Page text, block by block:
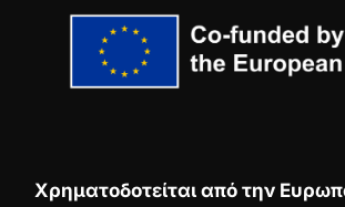
Χρηματοδοτείται από την